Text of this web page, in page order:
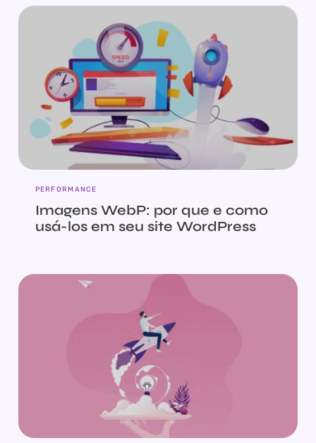
PERFORMANCE
Imagens WebP: por que e como
usá-los em seu site WordPress